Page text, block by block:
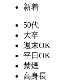
新着
50代
大卒
週末OK
平日OK
禁煙
高身長